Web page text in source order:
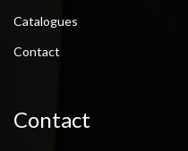
Catalogues
Contact
Contact